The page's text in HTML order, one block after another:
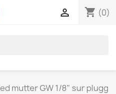
shopping_cart (0)

mutter GW 1/8" sur plugg